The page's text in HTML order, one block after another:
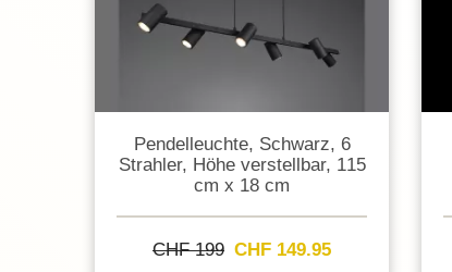
Pendelleuchte, Schwarz, 6
Strahler, Höhe verstellbar, 115
cm x 18 cm
CHF 199 CHF 149.95